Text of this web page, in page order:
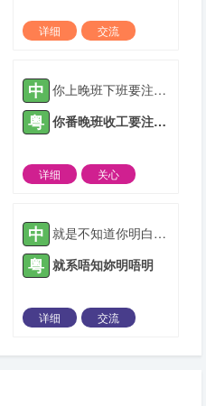
详细
交流
中 你上晚班下班要注意安全
粤 你番晚班收工要注意安全
详细
关心
中 就是不知道你明白不？
粤 就系唔知妳明唔明
详细
交流